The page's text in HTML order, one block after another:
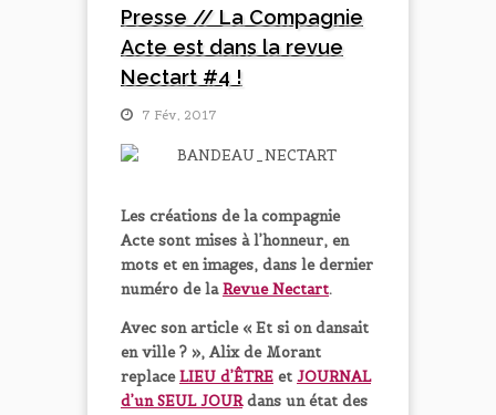
Presse // La Compagnie
Acte est dans la revue
Nectart #4 !
7 Fév, 2017
Les créations de la compagnie
Acte sont mises à l’honneur, en
mots et en images, dans le dernier
numéro de laRevue Nectart.
Avec son article « Et si on dansait
en ville ? », Alix de Morant
replaceLIEU d’ÊTRE et JOURNAL
d’un SEUL JOURdans un état des